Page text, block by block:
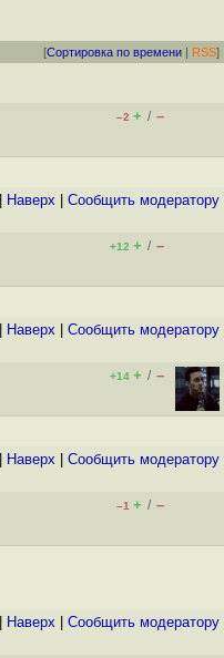
[Сортировка по времени | RSS]
–2 + / –
Наверх Cообщить модератору
+12 + / –
Наверх Cообщить модератору
+14 + / –
Наверх Cообщить модератору
–1 + / –
Наверх Cообщить модератору